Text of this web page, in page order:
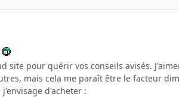
site pour quérir vos conseils avisés.
mais cela me paraît être le facteur
d'acheter :